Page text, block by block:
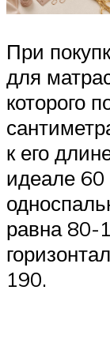
При
для
которого
к его
идеале
равна 80-
190.